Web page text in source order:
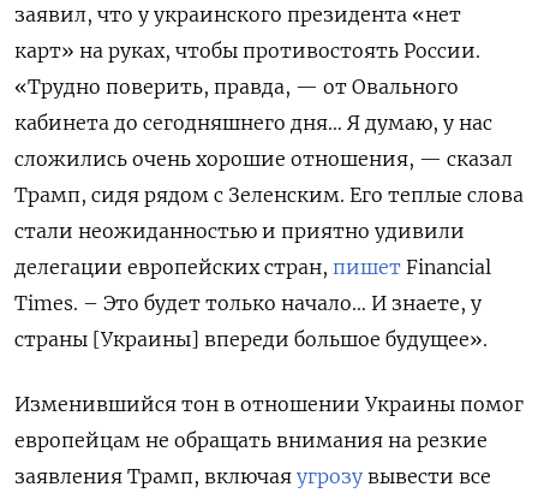
заявил, что у украинского президента «нет
карт» на руках, чтобы противостоять России.
«Трудно поверить, правда, — от Овального
кабинета до сегодняшнего дня… Я думаю, у нас
сложились очень хорошие отношения, — сказал
Трамп, сидя рядом с Зеленским. Его теплые слова
стали неожиданностью и приятно удивили
делегации европейских стран, пишет Financial
Times. – Это будет только начало… И знаете, у
страны [Украины] впереди большое будущее».
Изменившийся тон в отношении Украины помог
европейцам не обращать внимания на резкие
заявления Трамп, включая угрозу вывести все